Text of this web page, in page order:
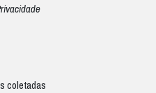
coletadas